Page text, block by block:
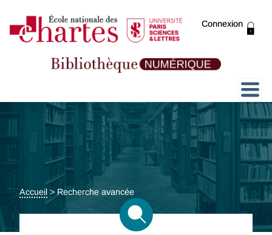
Connexion
Présentation
Collections
Expositions
ThENC@
Accueil > Recherche avancée